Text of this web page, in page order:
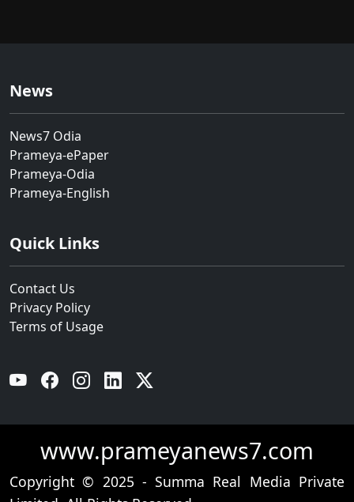
News
News7 Odia
Prameya-ePaper
Prameya-Odia
Prameya-English
Quick Links
Contact Us
Privacy Policy
Terms of Usage
YouTube Facebook Instagram Linkedin
www.prameyanews7.com
Copyright © 2025 - Summa Real Media Private